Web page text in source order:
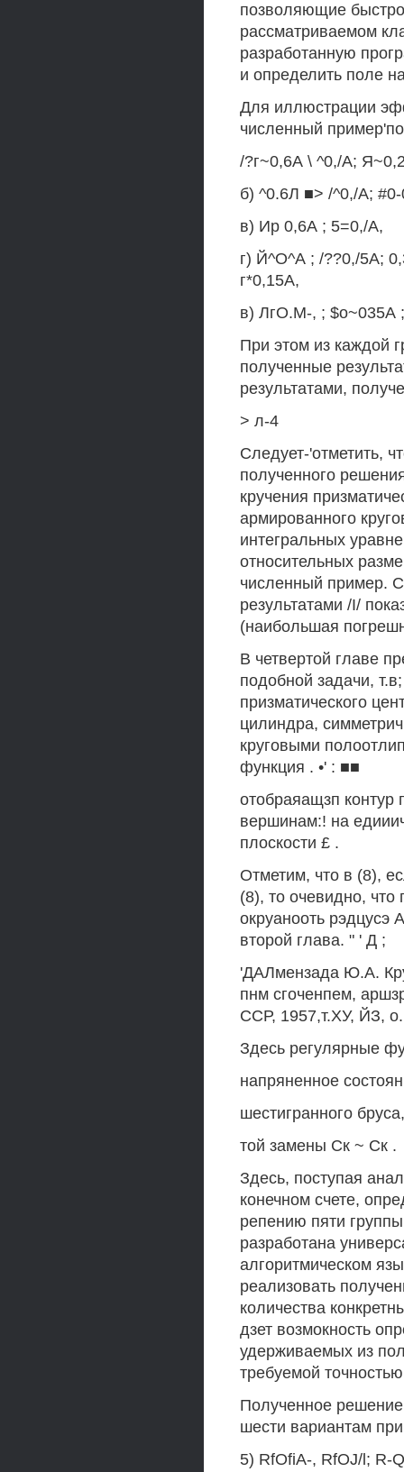
позволяющие
рассматриваемом
разработанную
и определить поле
Для иллюстрации
численный
/?г~0,6А \ ^0,/А;
б) ^0.6Л ■> /^0,/А;
в) Ир 0,6А ; 5=0,/А,
г) Й^О^А ; /??0,/5А;
г*0,15А,
в) ЛгО.М-, ; $о~035А
При этом из каждой
полученные
результатами,
> л-4
Следует-'отметить,
полученного
кручения
армированного
интегральных
относительных
численный пример.
результатами /I/
(наибольшая
В четвертой главе
подобной задачи,
призматического
цилиндра,
круговыми
функция . •' : ■■
отобраяащзп контур
вершинам:! на
плоскости £ .
Отметим, что в (8),
(8), то очевидно,
окруанооть рэдцусэ
второй глава. " ' Д ;
'ДАЛмензада Ю.А.
пнм сгоченпем,
ССР, 1957,т.ХУ, ЙЗ,
Здесь регулярные
напряненное
шестигранного
той замены Ск ~ Ск .
Здесь, поступая
конечном счете,
репению пяти
разработана
алгоритмическом
реализовать
количества
дзет возмокность
удерживаемых из
требуемой
Полученное
шести вариантам
5) RfOfiA-, RfOJ/l; R-